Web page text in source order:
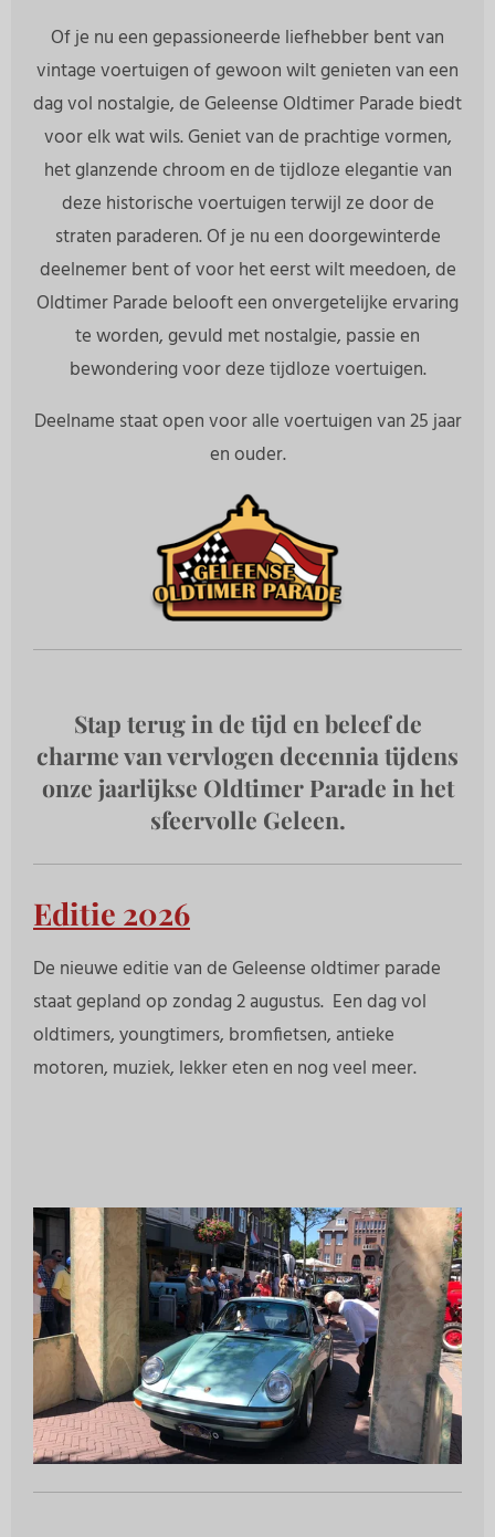
Of je nu een gepassioneerde liefhebber bent van
vintage voertuigen of gewoon wilt genieten van een
dag vol nostalgie, de Geleense Oldtimer Parade biedt
voor elk wat wils. Geniet van de prachtige vormen,
het glanzende chroom en de tijdloze elegantie van
deze historische voertuigen terwijl ze door de
straten paraderen. Of je nu een doorgewinterde
deelnemer bent of voor het eerst wilt meedoen, de
Oldtimer Parade belooft een onvergetelijke ervaring
te worden, gevuld met nostalgie, passie en
bewondering voor deze tijdloze voertuigen.
Deelname staat open voor alle voertuigen van 25 jaar
en ouder.
Stap terug in de tijd en beleef de
charme van vervlogen decennia tijdens
onze jaarlijkse Oldtimer Parade in het
sfeervolle Geleen.
Editie 2026
De nieuwe editie van de Geleense oldtimer parade
staat gepland op zondag 2 augustus. Een dag vol
oldtimers, youngtimers, bromfietsen, antieke
motoren, muziek, lekker eten en nog veel meer.